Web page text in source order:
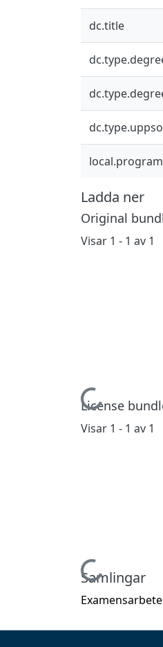
dc.title
Ladda ner
Original
Visar 1 - 1 av 1
Hämtar...
License
Visar 1 - 1 av 1
Hämtar...
Samlingar